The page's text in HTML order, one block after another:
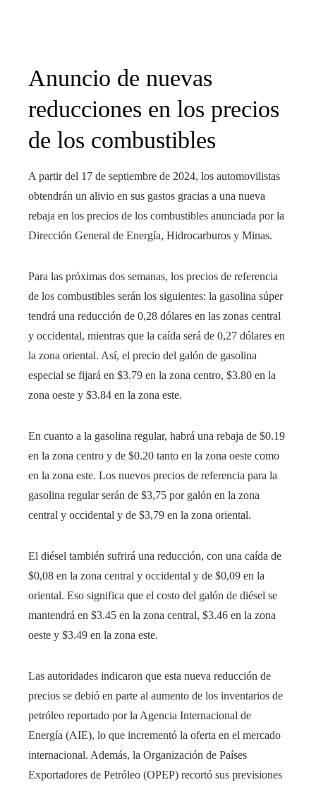
Anuncio de nuevas
reducciones en los precios
de los combustibles
A partir del 17 de septiembre de 2024, los automovilistas
obtendrán un alivio en sus gastos gracias a una nueva
rebaja en los precios de los combustibles anunciada por la
Dirección General de Energía, Hidrocarburos y Minas.
Para las próximas dos semanas, los precios de referencia
de los combustibles serán los siguientes: la gasolina súper
tendrá una reducción de 0,28 dólares en las zonas central
y occidental, mientras que la caída será de 0,27 dólares en
la zona oriental. Así, el precio del galón de gasolina
especial se fijará en $3.79 en la zona centro, $3.80 en la
zona oeste y $3.84 en la zona este.
En cuanto a la gasolina regular, habrá una rebaja de $0.19
en la zona centro y de $0.20 tanto en la zona oeste como
en la zona este. Los nuevos precios de referencia para la
gasolina regular serán de $3,75 por galón en la zona
central y occidental y de $3,79 en la zona oriental.
El diésel también sufrirá una reducción, con una caída de
$0,08 en la zona central y occidental y de $0,09 en la
oriental. Eso significa que el costo del galón de diésel se
mantendrá en $3.45 en la zona central, $3.46 en la zona
oeste y $3.49 en la zona este.
Las autoridades indicaron que esta nueva reducción de
precios se debió en parte al aumento de los inventarios de
petróleo reportado por la Agencia Internacional de
Energía (AIE), lo que incrementó la oferta en el mercado
internacional. Además, la Organización de Países
Exportadores de Petróleo (OPEP) recortó sus previsiones